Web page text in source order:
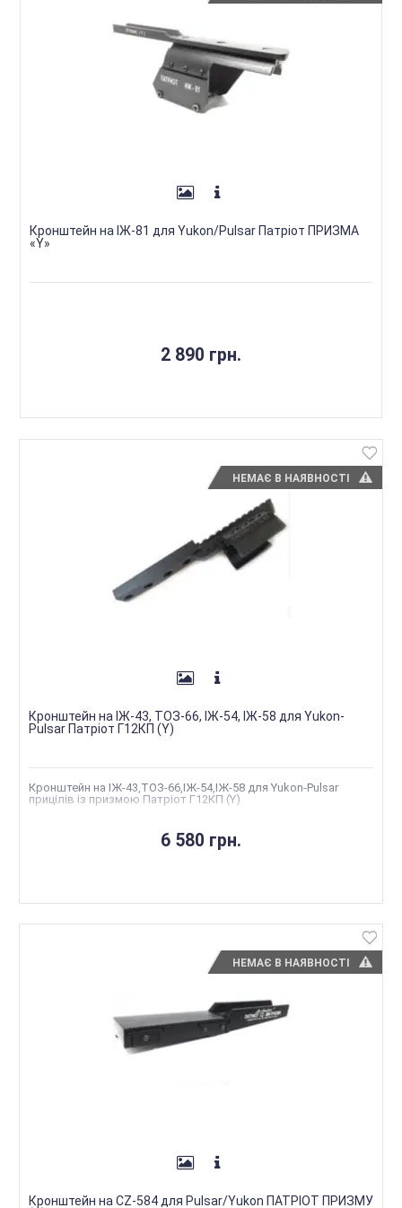
Кронштейн на ІЖ-81 для Yukon/Pulsar Патріот ПРИЗМА
«Y»
2 890 грн.
НЕМАЄ В НАЯВНОСТІ
Кронштейн на ІЖ-43, ТОЗ-66, ІЖ-54, ІЖ-58 для Yukon-
Pulsar Патріот Г12КП (Y)
Кронштейн на ІЖ-43,ТОЗ-66,ІЖ-54,ІЖ-58 для Yukon-Pulsar
прицілів із призмою Патріот Г12КП (Y)
6 580 грн.
НЕМАЄ В НАЯВНОСТІ
Кронштейн на CZ-584 для Pulsar/Yukon ПАТРІОТ ПРИЗМУ